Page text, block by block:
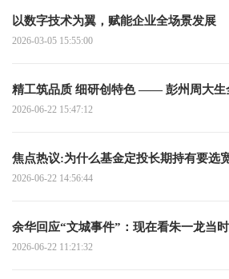
以数字技术为翼，赋能企业全场景发展
2026-03-05 15:55:00
精工筑品质 细研创特色 —— 彭州周大生
2026-06-22 15:47:12
焦点热议:为什么基金定投长期持有要选
2026-06-22 14:56:44
余华回应“文城事件”：现在看朱一龙当
2026-06-22 11:21:32